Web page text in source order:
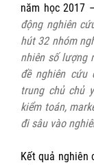
năm học 2017
động nghiên
hút 32 nhóm
nhiên số lượng
đề nghiên cứu
trung chủ chủ
kiểm toán,
đi sâu vào
Kết quả nghiên